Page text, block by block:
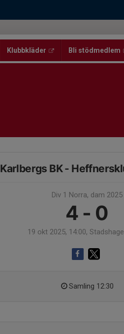
Klubbkläder Bli stödmedlem
Karlbergs BK -
Div 1 Norra, dam 2025
4 - 0
19 okt 2025, 14:00,
Samling 12:30